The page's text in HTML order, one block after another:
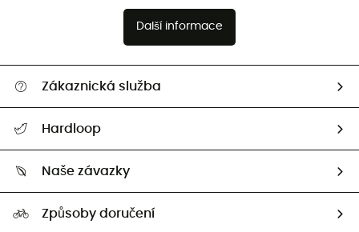
Další informace
Zákaznická služba
Vrácení zboží a peněz
Hardloop
Naši Ambasadoři
Naše závazky
Second hand
Způsoby doručení